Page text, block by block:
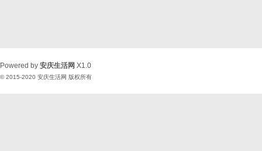
Powered by 安庆生活网 X1.0
© 2015-2020 安庆生活网 版权所有